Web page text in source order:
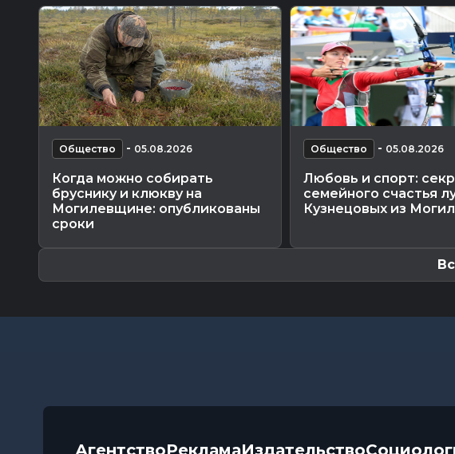
Общество - 05.08.2026
Когда можно собирать
бруснику и клюкву на
Могилевщине: опубликованы
сроки
Общество - 05.08.2026
Любовь и спорт:
семейного счастья
Кузнецовых из
АгентствоРекламаИздательство